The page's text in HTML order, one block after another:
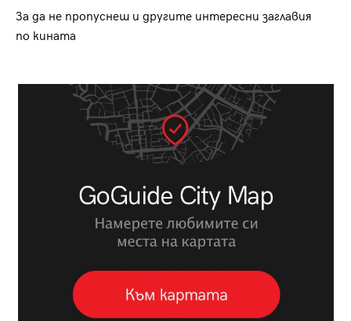
За да не пропуснеш и другите интересни заглавия
по кината